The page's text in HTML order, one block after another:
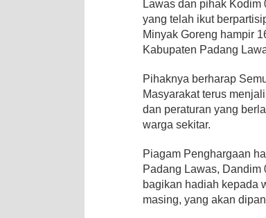
Lawas dan pihak Kodim
yang telah ikut
Minyak Goreng hampir
Kabupaten Padang
Pihaknya berharap
Masyarakat terus
dan peraturan yang
warga sekitar.
Piagam Penghargaan
Padang Lawas,
bagikan hadiah kepada
masing, yang akan